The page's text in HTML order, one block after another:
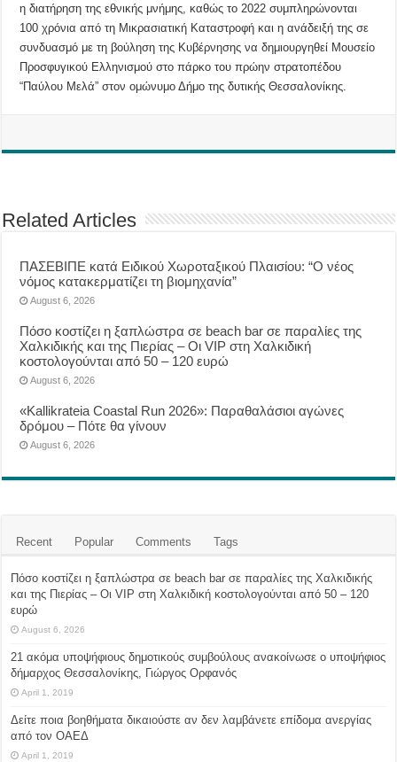
η διατήρηση της εθνικής μνήμης, καθώς το 2022 συμπληρώνονται
100 χρόνια από τη Μικρασιατική Καταστροφή και η ανάδειξή της σε
συνδυασμό με τη βούληση της Κυβέρνησης να δημιουργηθεί Μουσείο
Προσφυγικού Ελληνισμού στο πάρκο του πρώην στρατοπέδου
“Παύλου Μελά” στον ομώνυμο Δήμο της δυτικής Θεσσαλονίκης.
Related Articles
ΠΑΣΕΒΙΠΕ κατά Ειδικού Χωροταξικού Πλαισίου: “Ο νέος
νόμος κατακερματίζει τη βιομηχανία”
August 6, 2026
Πόσο κοστίζει η ξαπλώστρα σε beach bar σε παραλίες της
Χαλκιδικής και της Πιερίας – Οι VIP στη Χαλκιδική
κοστολογούνται από 50 – 120 ευρώ
August 6, 2026
«Kallikrateia Coastal Run 2026»: Παραθαλάσιοι αγώνες
δρόμου – Πότε θα γίνουν
August 6, 2026
Recent Popular Comments Tags
Πόσο κοστίζει η ξαπλώστρα σε beach bar σε παραλίες της Χαλκιδικής
και της Πιερίας – Οι VIP στη Χαλκιδική κοστολογούνται από 50 – 120
ευρώ
August 6, 2026
21 ακόμα υποψήφιους δημοτικούς συμβούλους ανακοίνωσε ο υποψήφιος
δήμαρχος Θεσσαλονίκης, Γιώργος Ορφανός
April 1, 2019
Δείτε ποια βοηθήματα δικαιούστε αν δεν λαμβάνετε επίδομα ανεργίας
από τον ΟΑΕΔ
April 1, 2019